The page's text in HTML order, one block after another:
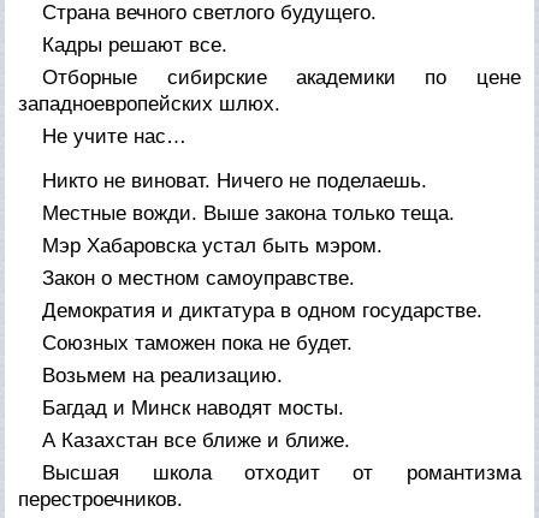
Страна вечного светлого будущего.
Кадры решают все.
Отборные сибирские академики по цене
западноевропейских шлюх.
Не учите нас…
Никто не виноват. Ничего не поделаешь.
Местные вожди. Выше закона только теща.
Мэр Хабаровска устал быть мэром.
Закон о местном самоуправстве.
Демократия и диктатура в одном государстве.
Союзных таможен пока не будет.
Возьмем на реализацию.
Багдад и Минск наводят мосты.
А Казахстан все ближе и ближе.
Высшая школа отходит от романтизма
перестроечников.